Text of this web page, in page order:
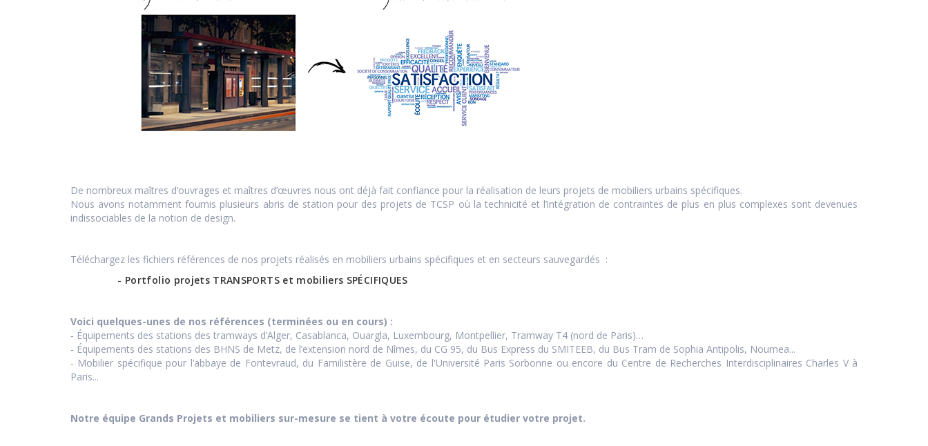
De nombreux maîtres d’ouvrages et maîtres d’œuvres nous ont déjà fait confiance pour la réalisation de leurs projets de mobiliers urbains spécifiques.
Nous avons notamment fournis plusieurs abris de station pour des projets de TCSP où la technicité et l’intégration de contraintes de plus en plus complexes sont devenues
indissociables de la notion de design.
Téléchargez les fichiers références de nos projets réalisés en mobiliers urbains spécifiques et en secteurs sauvegardés :
- Portfolio projets TRANSPORTS et mobiliers SPÉCIFIQUES
Voici quelques-unes de nos références (terminées ou en cours) :
‐ Équipements des stations des tramways d’Alger, Casablanca, Ouargla, Luxembourg, Montpellier, Tramway T4 (nord de Paris)…
‐ Équipements des stations des BHNS de Metz, de l’extension nord de Nîmes, du CG 95, du Bus Express du SMITEEB, du Bus Tram de Sophia Antipolis, Noumea...
- Mobilier spécifique pour l’abbaye de Fontevraud, du Familistère de Guise, de l'Université Paris Sorbonne ou encore du Centre de Recherches Interdisciplinaires Charles V à
Paris...
Notre équipe Grands Projets et mobiliers sur-mesure se tient à votre écoute pour étudier votre projet.